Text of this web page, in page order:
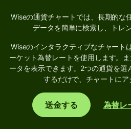
Wiseの通貨チャートでは、長期的な
データを簡単に検索し、トレ
Wiseのインタラクティブなチャート
ーケット為替レートを使用します。
ータを表示できます。2つの通貨を選
するだけで、チャートにア
送金する 為替レ